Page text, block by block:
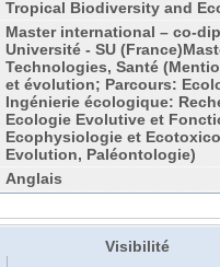
Tropical Biodiversity and
Master international – co-
Université - SU
Technologies, Santé
et évolution; Parcours:
Ingénierie écologique:
Ecologie Evolutive et
Ecophysiologie et
Evolution, Paléontologie)
Anglais
Visibilité